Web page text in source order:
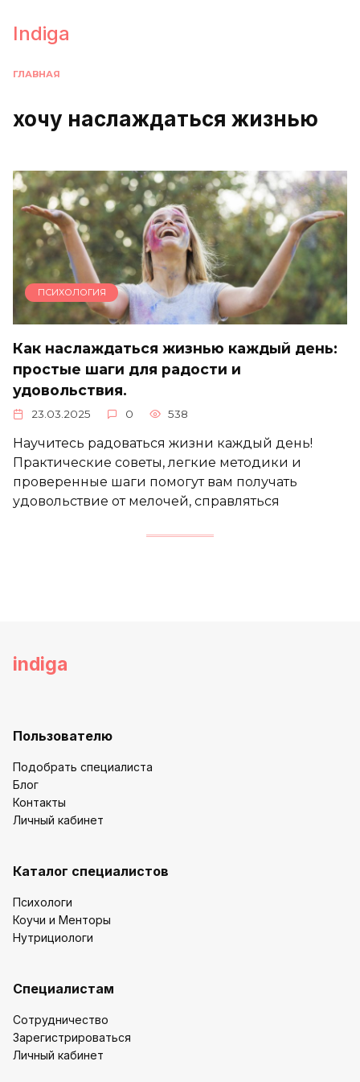
содержанию
Indiga
ГЛАВНАЯ
хочу наслаждаться жизнью
ПСИХОЛОГИЯ
Как наслаждаться жизнью каждый день:
простые шаги для радости и
удовольствия.
23.03.2025 0 538
Научитесь радоваться жизни каждый день!
Практические советы, легкие методики и
проверенные шаги помогут вам получать
удовольствие от мелочей, справляться
indiga
Пользователю
Подобрать специалиста
Блог
Контакты
Личный кабинет
Каталог специалистов
Психологи
Коучи и Менторы
Нутрициологи
Специалистам
Сотрудничество
Зарегистрироваться
Личный кабинет